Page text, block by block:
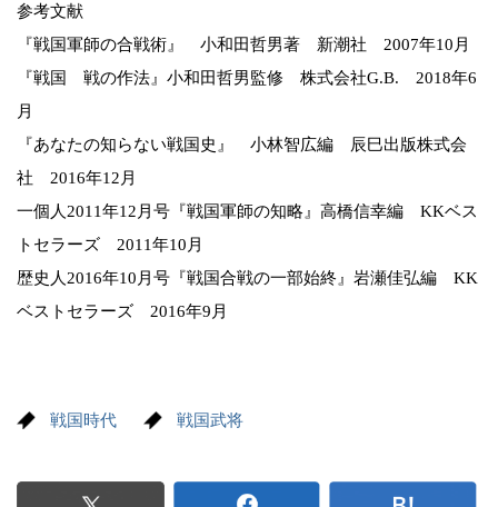
参考文献
『戦国軍師の合戦術』 小和田哲男著 新潮社 2007年10月
『戦国 戦の作法』小和田哲男監修 株式会社G.B. 2018年6
月
『あなたの知らない戦国史』 小林智広編 辰巳出版株式会
社 2016年12月
一個人2011年12月号『戦国軍師の知略』高橋信幸編 KKベス
トセラーズ 2011年10月
歴史人2016年10月号『戦国合戦の一部始終』岩瀬佳弘編 KK
ベストセラーズ 2016年9月
戦国時代 戦国武将